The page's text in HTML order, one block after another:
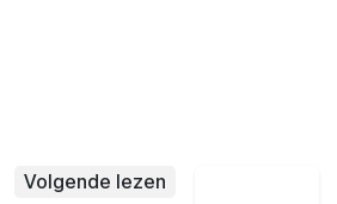
Volgende lezen